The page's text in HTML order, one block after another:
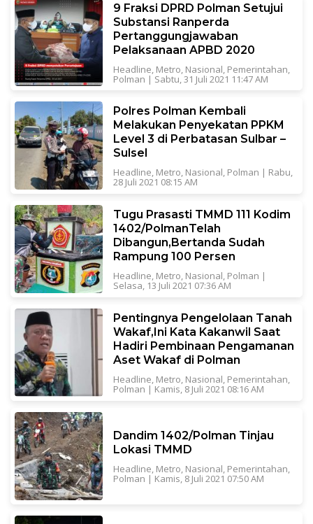
9 Fraksi DPRD Polman Setujui
Substansi Ranperda
Pertanggungjawaban
Pelaksanaan APBD 2020
Headline Metro Nasional Pemerintahan
Polman | Sabtu, 31 Juli 2021 11:47 AM
Polres Polman Kembali
Melakukan Penyekatan PPKM
Level 3 di Perbatasan Sulbar –
Sulsel
Headline, Metro, Nasional, Polman | Rabu,
28 Juli 2021 08:15 AM
Tugu Prasasti TMMD 111 Kodim
1402/PolmanTelah
Dibangun,Bertanda Sudah
Rampung 100 Persen
Headline, Metro, Nasional, Polman |
Selasa, 13 Juli 2021 07:36 AM
Pentingnya Pengelolaan Tanah
Wakaf,Ini Kata Kakanwil Saat
Hadiri Pembinaan Pengamanan
Aset Wakaf di Polman
Headline, Metro, Nasional, Pemerintahan,
Polman | Kamis, 8 Juli 2021 08:16 AM
Dandim 1402/Polman Tinjau
Lokasi TMMD
Headline, Metro, Nasional, Pemerintahan,
Polman | Kamis, 8 Juli 2021 07:50 AM